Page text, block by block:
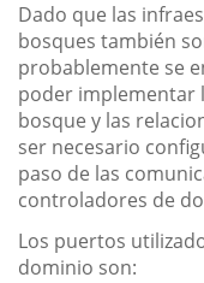
Dado que las
bosques también
probablemente se
poder implementar
bosque y las
ser necesario
paso de las
controladores de
Los puertos
dominio son: